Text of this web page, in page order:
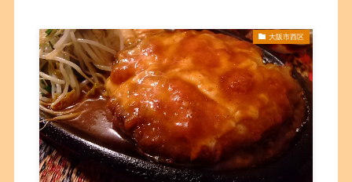
大阪市西区